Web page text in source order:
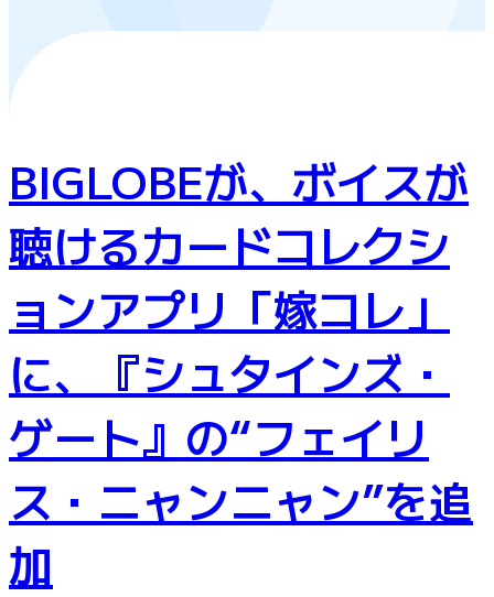
BIGLOBEが、ボイスが
聴けるカードコレクシ
ョンアプリ「嫁コレ」
に、『シュタインズ・
ゲート』の“フェイリ
ス・ニャンニャン”を追
加